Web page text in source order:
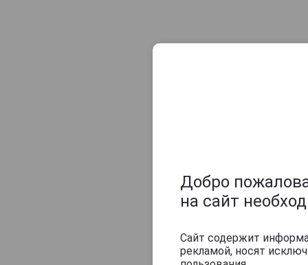
Добро
на сайт
Сайт содержит
рекламой, носят